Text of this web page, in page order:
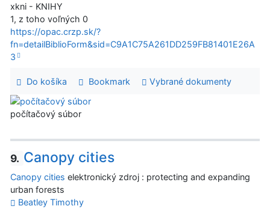
xkni - KNIHY
1, z toho voľných 0
https://opac.crzp.sk/?
fn=detailBiblioForm&sid=C9A1C75A261DD259FB81401E26A
3
Do košíka Bookmark Vybrané dokumenty
počítačový súbor
9. Canopy cities
Canopy cities elektronický zdroj : protecting and expanding
urban forests
Beatley Timothy